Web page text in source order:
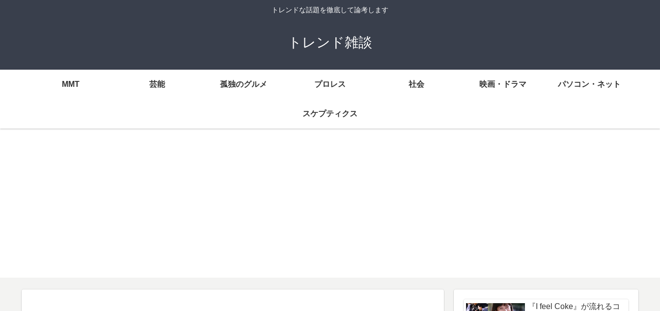
トレンドな話題を徹底して論考します
トレンド雑談
MMT 芸能 孤独のグルメ プロレス 社会 映画・ドラマ パソコン・ネット
スケプティクス
『I feel Coke』が流れるコ